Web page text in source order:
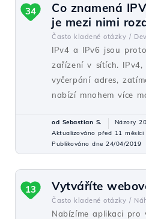
Co znamená
je mezi nimi
Často kladené otázky / Dev
IPv4 a IPv6 jsou
zařízení v sítích.
vyčerpání adres,
nabízí mnohem více
34
od Sebastian S.
Názory
Aktualizováno před 11 měsíci
Publikováno dne 24/04/2019
Vytváříte
Často kladené otázky /
Nabízíme aplikaci pro
13